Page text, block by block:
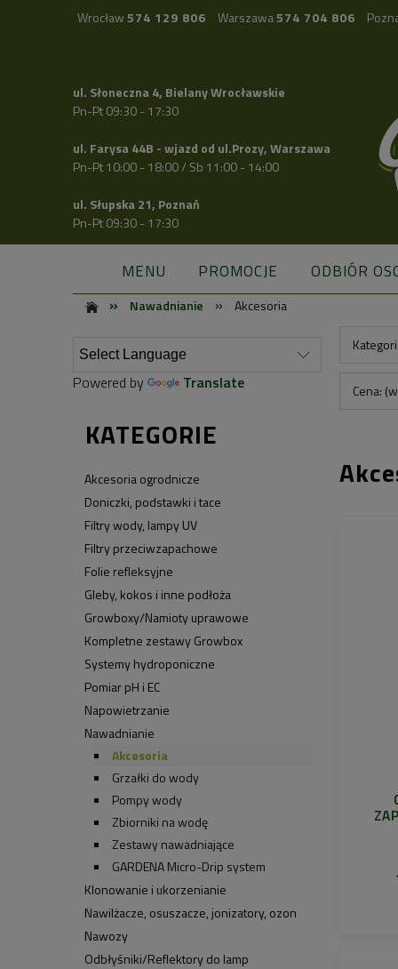
Wrocław 574 129 806 Warszawa574 704 806
ul. Słoneczna 4, Bielany Wrocławskie
Pn-Pt 09:30 - 17:30
ul. Farysa 44B - wjazd od ul.Prozy, Warszawa
Pn-Pt 10:00 - 18:00 / Sb 11:00 - 14:00
ul. Słupska 21, Poznań
Pn-Pt 09:30 - 17:30
MENU PROMOCJE
ODBIÓR
»
Nawadnianie » Akcesoria
Powered by Translate
KATEGORIE
Akcesoria ogrodnicze
Doniczki, podstawki i tace
Filtry wody, lampy UV
Filtry przeciwzapachowe
Folie refleksyjne
Gleby, kokos i inne podłoża
Growboxy/Namioty uprawowe
Kompletne zestawy Growbox
Systemy hydroponiczne
Pomiar pH i EC
Napowietrzanie
Nawadnianie
Akcesoria
Grzałki do wody
Pompy wody
Zbiorniki na wodę
Zestawy nawadniające
GARDENA Micro-Drip system
Klonowanie i ukorzenianie
Nawilżacze, osuszacze, jonizatory, ozon
Nawozy
Odbłyśniki/Reflektory do lamp
Cena: